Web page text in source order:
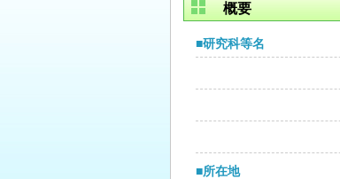
概要
■研究科等名
■所在地